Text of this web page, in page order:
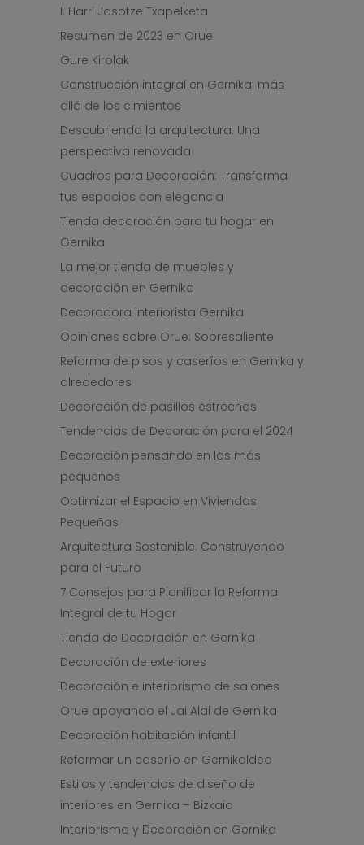
I. Harri Jasotze Txapelketa
Resumen de 2023 en Orue
Gure Kirolak
Construcción integral en Gernika: más
allá de los cimientos
Descubriendo la arquitectura: Una
perspectiva renovada
Cuadros para Decoración: Transforma
tus espacios con elegancia
Tienda decoración para tu hogar en
Gernika
La mejor tienda de muebles y
decoración en Gernika
Decoradora interiorista Gernika
Opiniones sobre Orue: Sobresaliente
Reforma de pisos y caseríos en Gernika y
alrededores
Decoración de pasillos estrechos
Tendencias de Decoración para el 2024
Decoración pensando en los más
pequeños
Optimizar el Espacio en Viviendas
Pequeñas
Arquitectura Sostenible: Construyendo
para el Futuro
7 Consejos para Planificar la Reforma
Integral de tu Hogar
Tienda de Decoración en Gernika
Decoración de exteriores
Decoración e interiorismo de salones
Orue apoyando el Jai Alai de Gernika
Decoración habitación infantil
Reformar un caserío en Gernikaldea
Estilos y tendencias de diseño de
interiores en Gernika – Bizkaia
Interiorismo y Decoración en Gernika